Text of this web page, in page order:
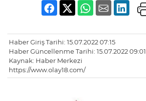
Haber Giriş Tarihi: 15.07.2022 07:15
Haber Güncellenme Tarihi: 15.07.2022 09:01
Kaynak: Haber Merkezi
https://www.olay18.com/